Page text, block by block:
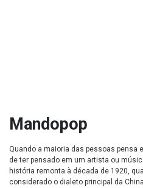
Mandopop
Quando a maioria das pessoas pensa
de ter pensado em um artista ou
história remonta à década de 1920,
considerado o dialeto principal da